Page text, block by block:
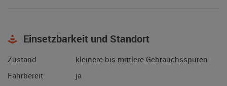
Einsetzbarkeit und Standort
Zustand
kleinere bis mittlere Gebrauchsspuren
Fahrbereit
ja